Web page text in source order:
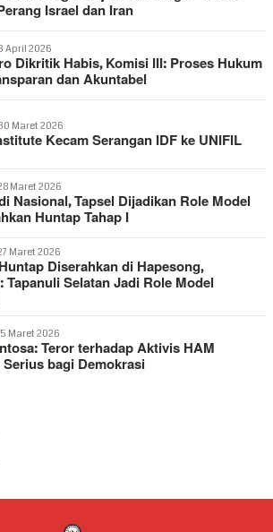
Israel dan Iran
April 2026
Dikritik Habis, Komisi III: Proses Hukum
dan Akuntabel
Maret 2026
Kecam Serangan IDF ke UNIFIL
Maret 2026
Nasional, Tapsel Dijadikan Role Model
Huntap Tahap I
Maret 2026
Diserahkan di Hapesong,
Tapanuli Selatan Jadi Role Model
Maret 2026
Teror terhadap Aktivis HAM
bagi Demokrasi